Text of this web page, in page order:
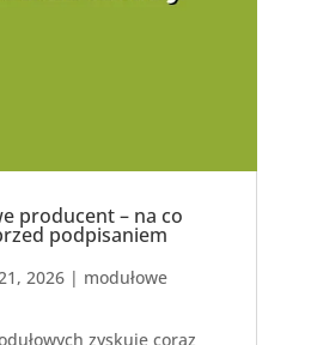
producent – na co
podpisaniem
2026| modułowe
zyskuje coraz